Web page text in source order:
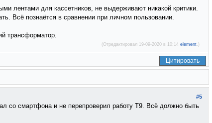
лентами для кассетников, не выдерживают никакой критики.
Всё познаётся в сравнении при личном пользовании.
трансформатор.
(Отредактировал 19-09-2020 в 10:14 element.)
Цитировать
#5
со смартфона и не перепроверил работу Т9. Всё должно быть